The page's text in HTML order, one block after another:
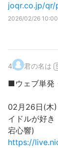
joqr.co.jp/
2026/02/26
4. 君の名は
■ウェブ単発
02月26日(
イドルが好
宕心響)
https://